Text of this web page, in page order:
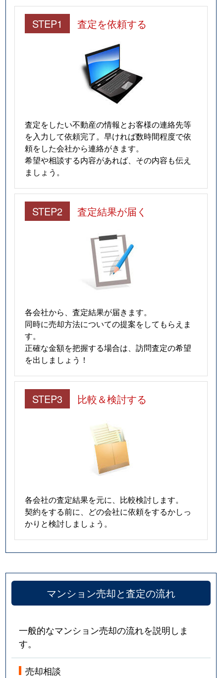
STEP1 査定を依頼する
査定をしたい不動産の情報とお客様の連絡先等
を入力して依頼完了。早ければ数時間程度で依
頼をした会社から連絡がきます。
希望や相談する内容があれば、その内容も伝え
ましょう。
STEP2 査定結果が届く
各会社から、査定結果が届きます。
同時に売却方法についての提案をしてもらえま
す。
正確な金額を把握する場合は、訪問査定の希望
を出しましょう！
STEP3 比較＆検討する
各会社の査定結果を元に、比較検討します。
契約をする前に、どの会社に依頼をするかしっ
かりと検討しましょう。
マンション売却と査定の流れ
一般的なマンション売却の流れを説明しま
す。
売却相談